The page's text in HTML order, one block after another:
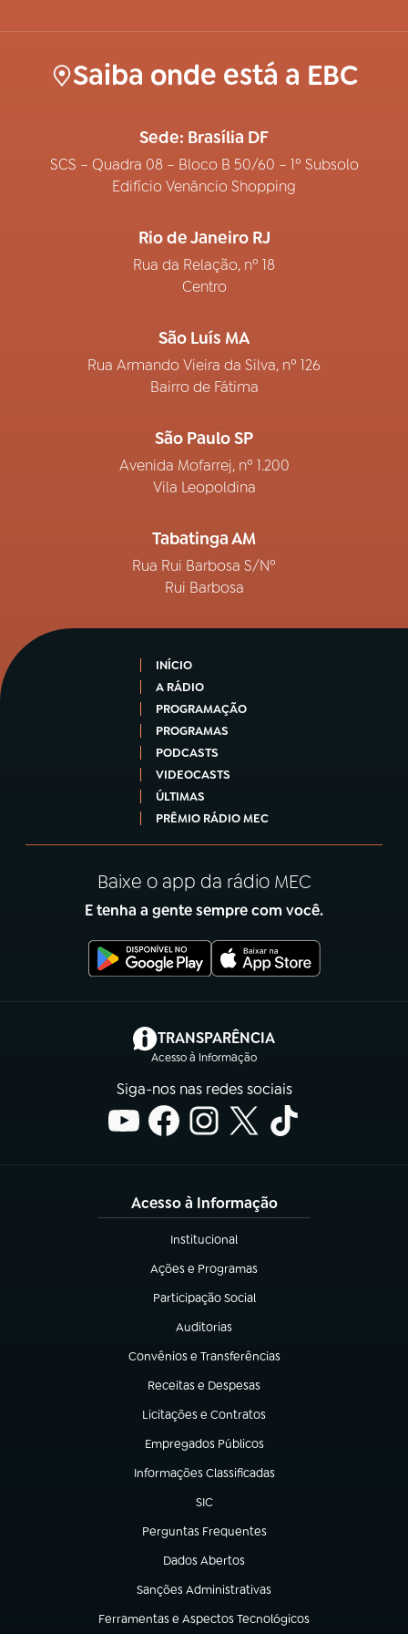
Saiba onde está a EBC
Sede: Brasília DF
SCS – Quadra 08 – Bloco B 50/60 – 1º Subsolo
Edifício Venâncio Shopping
Rio de Janeiro RJ
Rua da Relação, nº 18
Centro
São Luís MA
Rua Armando Vieira da Silva, nº 126
Bairro de Fátima
São Paulo SP
Avenida Mofarrej, nº 1.200
Vila Leopoldina
Tabatinga AM
Rua Rui Barbosa S/Nº
Rui Barbosa
INÍCIO
A RÁDIO
PROGRAMAÇÃO
PROGRAMAS
PODCASTS
VIDEOCASTS
ÚLTIMAS
PRÊMIO RÁDIO MEC
Baixe o app da rádio MEC
E tenha a gente sempre com você.
TRANSPARÊNCIA
Acesso à Informação
(abre em nova aba)
Siga-nos nas redes sociais
Acesso à Informação
Institucional
(abre em nova aba)
Ações e Programas
(abre em nova aba)
Participação Social
(abre em nova aba)
Auditorias
(abre em nova aba)
Convênios e Transferências
(abre em nova aba)
Receitas e Despesas
(abre em nova aba)
Licitações e Contratos
(abre em nova aba)
Empregados Públicos
(abre em nova aba)
Informações Classificadas
(abre em nova aba)
SIC
(abre em nova aba)
Perguntas Frequentes
(abre em nova aba)
Dados Abertos
(abre em nova aba)
Sanções Administrativas
(abre em nova aba)
Ferramentas e Aspectos Tecnológicos
(abre em nova aba)